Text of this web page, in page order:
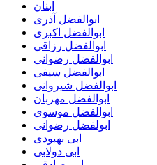
ابنان
ابوالفضل آذری
ابوالفضل اکبری
ابوالفضل رزاقی
ابوالفضل رضوانی
ابوالفضل سیفی
ابوالفضل شیروانی
ابوالفضل مهربان
ابوالفضل موسوی
ابولفضل رضوانی
ابی بهبودی
ابی دولابی